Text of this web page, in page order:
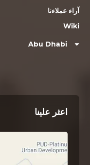
آراء عملاءنا
Wiki
Abu Dhabi
اعثر علينا